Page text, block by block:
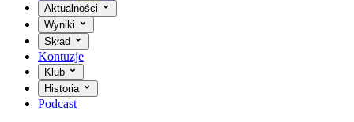
Aktualności
Wyniki
Skład
Kontuzje
Klub
Historia
Podcast